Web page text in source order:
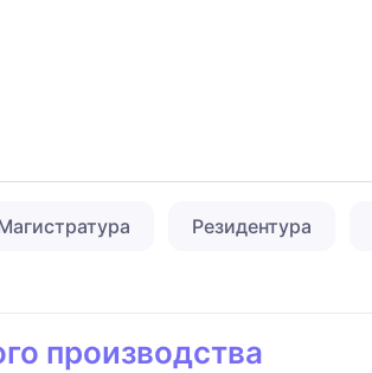
Резидентура
производства